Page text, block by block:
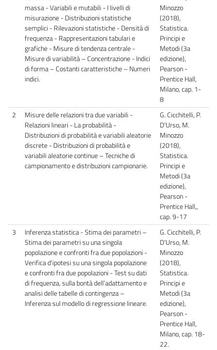
massa - Variabili e mutabili - I livelli di
misurazione - Distribuzioni statistiche
semplici - Rilevazioni statistiche - Densità di
frequenza - Rappresentazioni tabulari e
grafiche - Misure di tendenza centrale -
Misure di variabilità – Concentrazione - Indici
di forma – Costanti caratteristiche – Numeri
indici.
Minozzo
(2018),
Statistica.
Principi e
Metodi (3a
edizione),
Pearson -
Prentice Hall,
Milano, cap. 1-
8
2
Misure delle relazioni tra due variabili -
Relazioni lineari - La probabilità -
Distribuzioni di probabilità e variabili aleatorie
discrete - Distribuzioni di probabilità e
variabili aleatorie continue – Tecniche di
campionamento e distribuzioni campionarie.
G. Cicchitelli, P.
D'Urso, M.
Minozzo
(2018),
Statistica.
Principi e
Metodi (3a
edizione),
Pearson -
Prentice Hall,,
cap. 9-17
3
Inferenza statistica - Stima dei parametri –
Stima dei parametri su una singola
popolazione e confronti fra due popolazioni -
Verifica d’ipotesi su una singola popolazione
e confronti fra due popolazioni - Test su dati
di frequenza, sulla bontà dell’adattamento e
analisi delle tabelle di contingenza –
Inferenza sul modello di regressione lineare.
G. Cicchitelli, P.
D'Urso, M.
Minozzo
(2018),
Statistica.
Principi e
Metodi (3a
edizione),
Pearson -
Prentice Hall,
Milano, cap. 18-
22.